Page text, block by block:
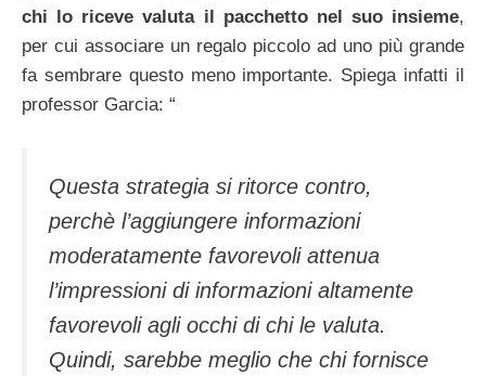
chi lo riceve valuta il pacchetto nel suo insieme,
per cui associare un regalo piccolo ad uno più grande
fa sembrare questo meno importante. Spiega infatti il
professor Garcia: “
Questa strategia si ritorce contro,
perchè l’aggiungere informazioni
moderatamente favorevoli attenua
l’impressioni di informazioni altamente
favorevoli agli occhi di chi le valuta.
Quindi, sarebbe meglio che chi fornisce